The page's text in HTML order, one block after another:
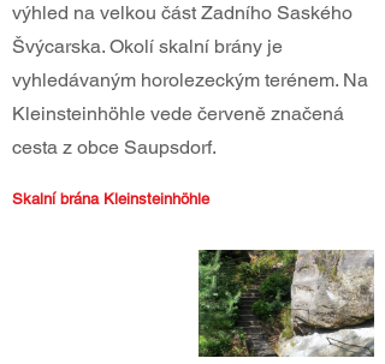
výhled na velkou část Zadního Saského
Švýcarska. Okolí skalní brány je
vyhledávaným horolezeckým terénem. Na
Kleinsteinhöhle vede červeně značená
cesta z obce Saupsdorf.
Skalní brána Kleinsteinhöhle